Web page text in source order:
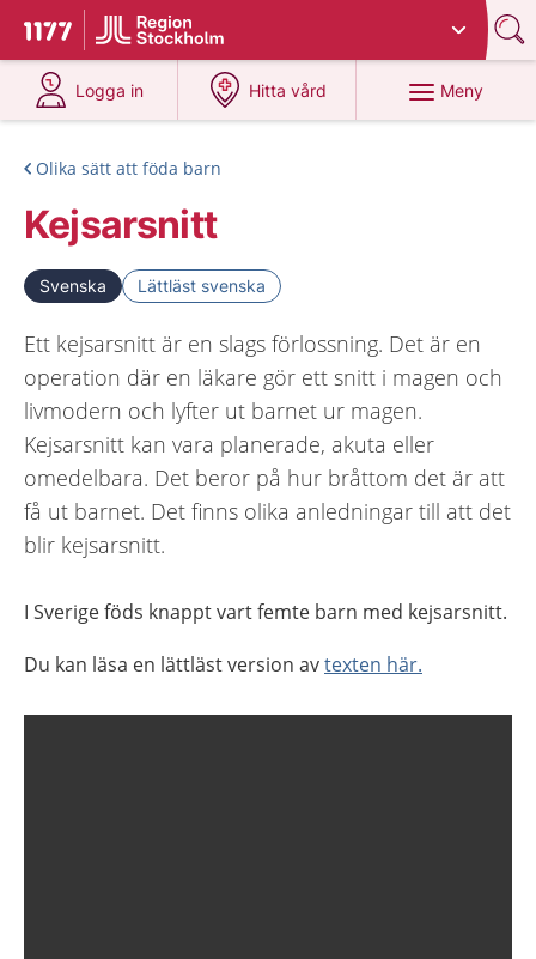
Till startsidan för 1177
Du har valt region
Logga in
på 1177.se
Hitta vård
på 1177.se
Meny
Olika sätt att föda barn
Kejsarsnitt
Svenska Lättläst svenska
Ett kejsarsnitt är en slags förlossning. Det är en
operation där en läkare gör ett snitt i magen och
livmodern och lyfter ut barnet ur magen.
Kejsarsnitt kan vara planerade, akuta eller
omedelbara. Det beror på hur bråttom det är att
få ut barnet. Det finns olika anledningar till att det
blir kejsarsnitt.
I Sverige föds knappt vart femte barn med kejsarsnitt.
Du kan läsa en lättläst version avtexten här.